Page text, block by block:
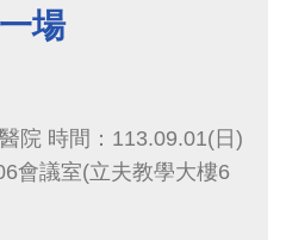
場
院 時間：113.09.01(日)
會議室(立夫教學大樓6